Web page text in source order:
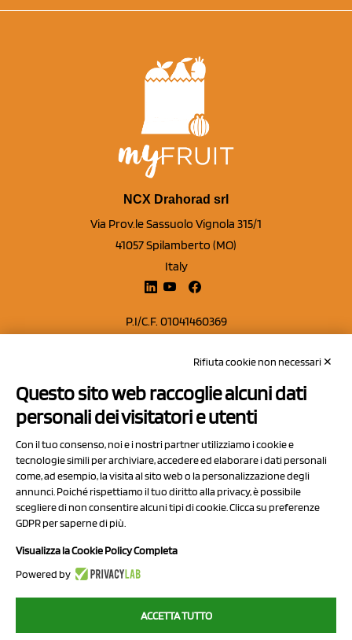
NCX Drahorad srl
Via Prov.le Sassuolo Vignola 315/1
41057 Spilamberto (MO)
Italy
P.I/C.F. 01041460369
Capitale sociale Euro 50.000,00 i.v.
Contatti
Privacy Policy
Cookie Policy
Chi Siamo
2023 NCX Drahorad srl - All rights reserved
myfruit.it è parte del network diNCX DRAHORAD
Rifiuta cookie non necessari ✕
Questo sito web raccoglie alcuni dati
personali dei visitatori e utenti
Con il tuo consenso, noi e i nostri partner utilizziamo i cookie e
tecnologie simili per archiviare, accedere ed elaborare i dati personali
come, ad esempio, la visita al sito web o la personalizzazione degli
annunci. Poiché rispettiamo il tuo diritto alla privacy, è possibile
scegliere di non consentire alcuni tipi di cookie. Clicca su preferenze
GDPR per saperne di più.
Visualizza la Cookie Policy Completa
Powered by
ACCETTA TUTTO